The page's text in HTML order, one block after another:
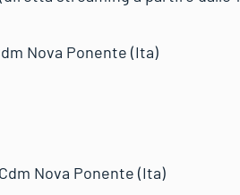
Nova Ponente (Ita)
Nova Ponente (Ita)